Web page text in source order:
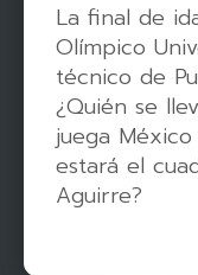
La final de
Olímpico
técnico de
¿Quién se
juega
estará el
Aguirre?